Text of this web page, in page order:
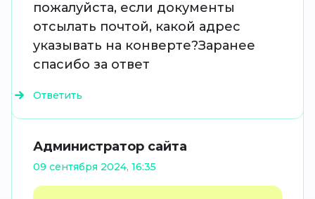
пожалуйста, если документы
отсылать почтой, какой адрес
указывать на конверте?Заранее
спасибо за ответ
Ответить
Администратор сайта
09 сентября 2024, 16:35